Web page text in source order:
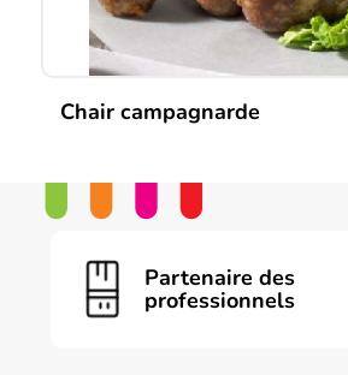
Chair campagnarde
Partenaire des
professionnels